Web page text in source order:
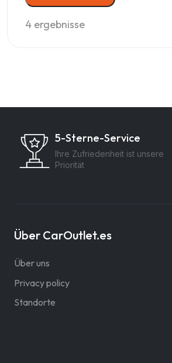
4 ergebnisse
5-Sterne-Service
Ihre Zufriedenheit ist unsere
Priorität
Über CarOutlet.es
Über uns
Privacy policy
Standorte